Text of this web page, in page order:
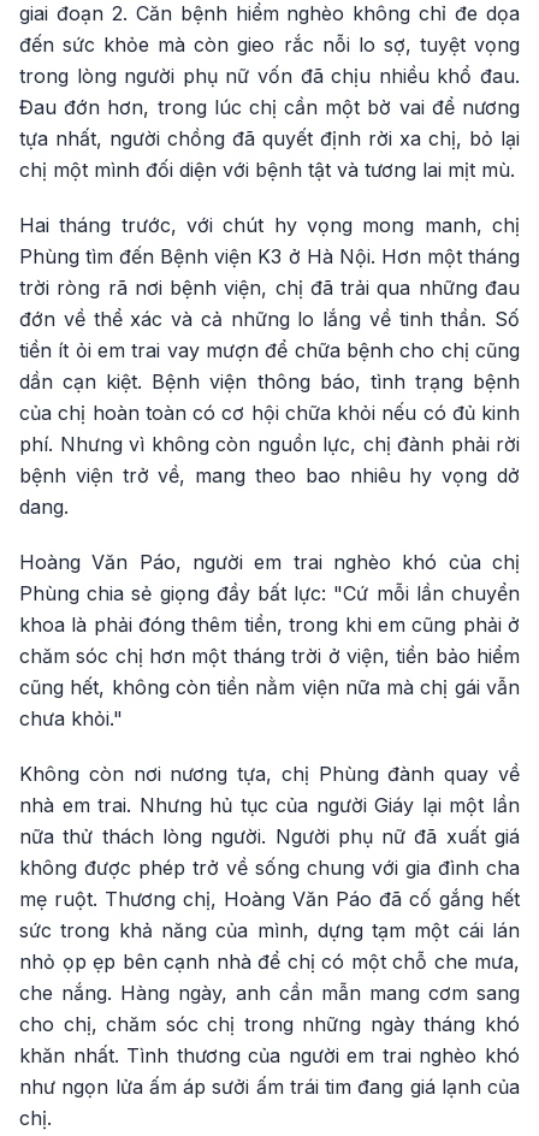
giai đoạn 2. Căn bệnh hiểm nghèo không chỉ đe dọa
đến sức khỏe mà còn gieo rắc nỗi lo sợ, tuyệt vọng
trong lòng người phụ nữ vốn đã chịu nhiều khổ đau.
Đau đớn hơn, trong lúc chị cần một bờ vai để nương
tựa nhất, người chồng đã quyết định rời xa chị, bỏ lại
chị một mình đối diện với bệnh tật và tương lai mịt mù.
Hai tháng trước, với chút hy vọng mong manh, chị
Phùng tìm đến Bệnh viện K3 ở Hà Nội. Hơn một tháng
trời ròng rã nơi bệnh viện, chị đã trải qua những đau
đớn về thể xác và cả những lo lắng về tinh thần. Số
tiền ít ỏi em trai vay mượn để chữa bệnh cho chị cũng
dần cạn kiệt. Bệnh viện thông báo, tình trạng bệnh
của chị hoàn toàn có cơ hội chữa khỏi nếu có đủ kinh
phí. Nhưng vì không còn nguồn lực, chị đành phải rời
bệnh viện trở về, mang theo bao nhiêu hy vọng dở
dang.
Hoàng Văn Páo, người em trai nghèo khó của chị
Phùng chia sẻ giọng đầy bất lực: "Cứ mỗi lần chuyển
khoa là phải đóng thêm tiền, trong khi em cũng phải ở
chăm sóc chị hơn một tháng trời ở viện, tiền bảo hiểm
cũng hết, không còn tiền nằm viện nữa mà chị gái vẫn
chưa khỏi."
Không còn nơi nương tựa, chị Phùng đành quay về
nhà em trai. Nhưng hủ tục của người Giáy lại một lần
nữa thử thách lòng người. Người phụ nữ đã xuất giá
không được phép trở về sống chung với gia đình cha
mẹ ruột. Thương chị, Hoàng Văn Páo đã cố gắng hết
sức trong khả năng của mình, dựng tạm một cái lán
nhỏ ọp ẹp bên cạnh nhà để chị có một chỗ che mưa,
che nắng. Hàng ngày, anh cần mẫn mang cơm sang
cho chị, chăm sóc chị trong những ngày tháng khó
khăn nhất. Tình thương của người em trai nghèo khó
như ngọn lửa ấm áp sưởi ấm trái tim đang giá lạnh của
chị.